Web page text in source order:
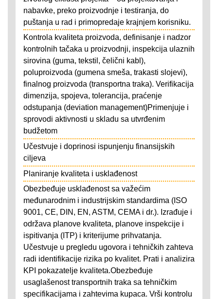
nabavke, preko proizvodnje i testiranja, do
puštanja u rad i primopredaje krajnjem korisniku.
Kontrola kvaliteta proizvoda, definisanje i nadzor
kontrolnih tačaka u proizvodnji, inspekcija ulaznih
sirovina (guma, tekstil, čelični kabl),
poluproizvoda (gumena smeša, trakasti slojevi),
finalnog proizvoda (transportna traka). Verifikacija
dimenzija, spojeva, tolerancija, praćenje
odstupanja (deviation management)Primenjuje i
sprovodi aktivnosti u skladu sa utvrđenim
budžetom
Učestvuje i doprinosi ispunjenju finansijskih
ciljeva
Planiranje kvaliteta i usklađenost
Obezbeđuje usklađenost sa važećim
međunarodnim i industrijskim standardima (ISO
9001, CE, DIN, EN, ASTM, CEMA i dr.). Izrađuje i
održava planove kvaliteta, planove inspekcije i
ispitivanja (ITP) i kriterijume prihvatanja.
Učestvuje u pregledu ugovora i tehničkih zahteva
radi identifikacije rizika po kvalitet. Prati i analizira
KPI pokazatelje kvaliteta.Obezbeđuje
usaglašenost transportnih traka sa tehničkim
specifikacijama i zahtevima kupaca. Vrši kontrolu